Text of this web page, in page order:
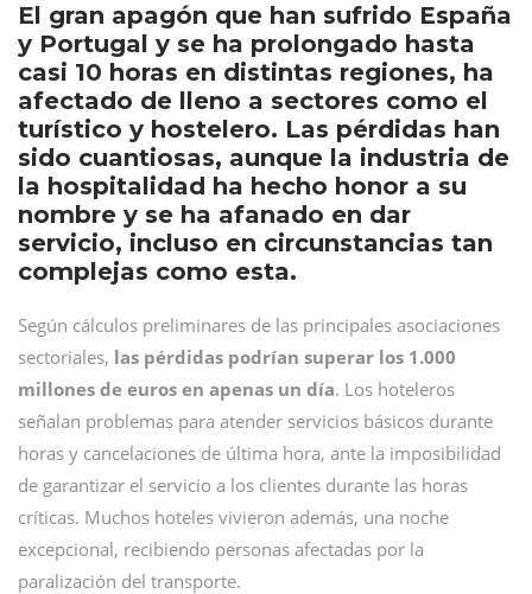
El gran apagón que han sufrido España
y Portugal y se ha prolongado hasta
casi 10 horas en distintas regiones, ha
afectado de lleno a sectores como el
turístico y hostelero. Las pérdidas han
sido cuantiosas, aunque la industria de
la hospitalidad ha hecho honor a su
nombre y se ha afanado en dar
servicio, incluso en circunstancias tan
complejas como esta.
Según cálculos preliminares de las principales asociaciones
sectoriales, las pérdidas podrían superar los 1.000
millones de euros en apenas un día. Los hoteleros
señalan problemas para atender servicios básicos durante
horas y cancelaciones de última hora, ante la imposibilidad
de garantizar el servicio a los clientes durante las horas
críticas. Muchos hoteles vivieron además, una noche
excepcional, recibiendo personas afectadas por la
paralización del transporte.